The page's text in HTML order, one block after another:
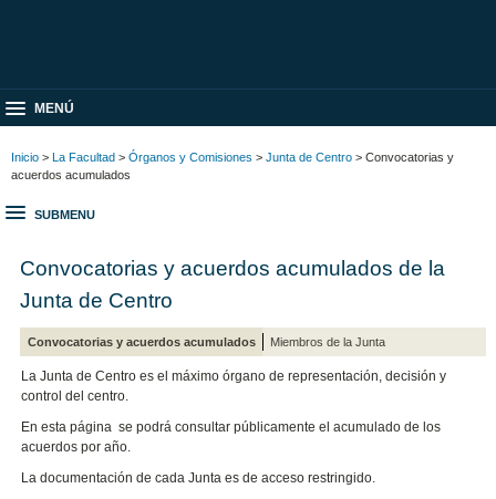
MENÚ
Inicio > La Facultad > Órganos y Comisiones > Junta de Centro > Convocatorias y
acuerdos acumulados
SUBMENU
Convocatorias y acuerdos acumulados de la
Junta de Centro
Convocatorias y acuerdos acumulados Miembros de la Junta
La Junta de Centro es el máximo órgano de representación, decisión y
control del centro.
En esta página se podrá consultar públicamente el acumulado de los
acuerdos por año.
La documentación de cada Junta es de acceso restringido.